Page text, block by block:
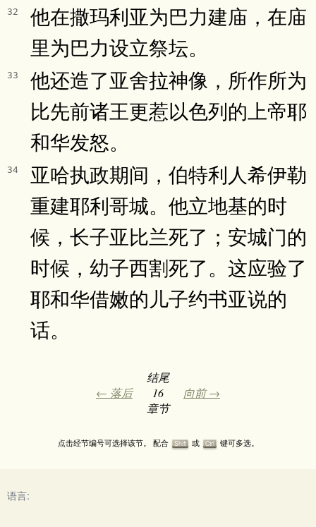
32
他在撒玛利亚为巴力建庙，在庙
里为巴力设立祭坛。
33
他还造了亚舍拉神像，所作所为
比先前诸王更惹以色列的上帝耶
和华发怒。
34
亚哈执政期间，伯特利人希伊勒
重建耶利哥城。他立地基的时
候，长子亚比兰死了；安城门的
时候，幼子西割死了。这应验了
耶和华借嫩的儿子约书亚说的
话。
← 落后
结尾
16
章节
向前 →
点击经节编号可选择该节。 配合 Shift 或 Ctrl 键可多选。
语言: